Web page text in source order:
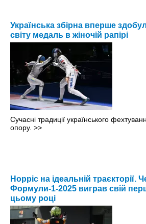
Українська збірна вперше
світу медаль в жіночій рапірі
Сучасні традиції українського
опору. >>
Норріс на ідеальній траєкторії.
Формули-1-2025 виграв свій
цьому році